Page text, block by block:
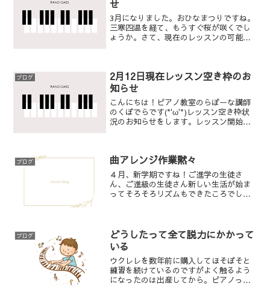
せ
3月になりました。おひなまつりですね。
三寒四温を経て、もうすぐ桜が咲くでし
ょうか。さて、現在のレッスンの可能な
ブログ
2月12日現在レッスン空き枠のお
知らせ
こんにちは！ピアノ教室のらぼーな講師
のくぼでらです(*'ω'*)レッスン空き枠状
況のお知らせをします。レッスン開始時
×...
ブログ 曲アレンジ作業黙々
４月、新学期ですね！ご進学の生徒さ
ん、ご進級の生徒さん新しい生活が始ま
ってそろそろリズムもできたころでしょ
ちょっと眠そうなのが多い印...
ブログ
どうしたって全て脱力にかかって
いる
ウクレレを数年前に購入してほそぼそと
練習を続けているのですがよく触るよう
になったのは出産してから。ピアノって